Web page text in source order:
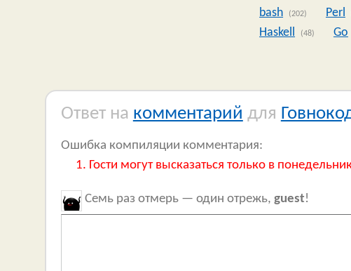
bash (202) Perl
Haskell (48) Go
Ответ на комментарий для
Ошибка компиляции комментария:
Гости могут высказаться только в
Семь раз отмерь — один отрежь, guest!